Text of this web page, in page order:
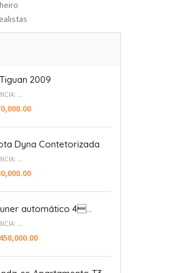
2009
...
Dyna Contetorizada
...
automático 4...
...